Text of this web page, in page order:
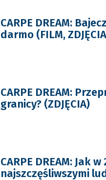
CARPE DREAM:
darmo (FILM,
CARPE DREAM:
granicy? (ZDJĘCIA)
CARPE DREAM: Jak
najszczęśliwszymi